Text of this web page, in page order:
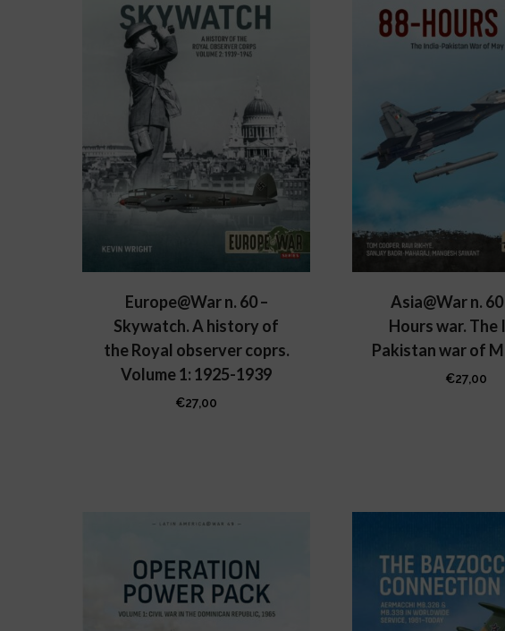
Europe@War n. 60 –
Skywatch. A history of
the Royal observer coprs.
Volume 1: 1925-1939
€27,00
Asia@War n.
Hours war. The
Pakistan war of
€27,00